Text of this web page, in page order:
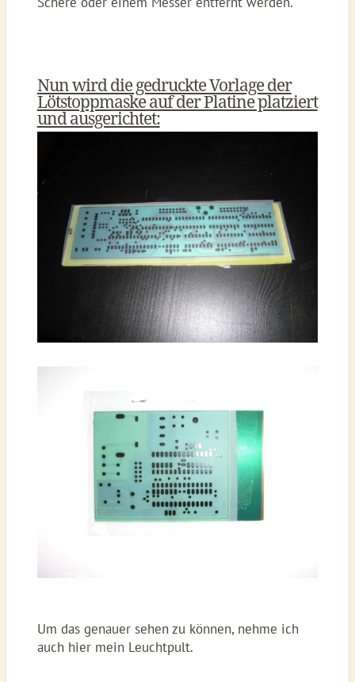
Nun wird die gedruckte Vorlage der
Lötstoppmaske auf der Platine platziert
und ausgerichtet:
Um das genauer sehen zu können, nehme ich
auch hier mein Leuchtpult.